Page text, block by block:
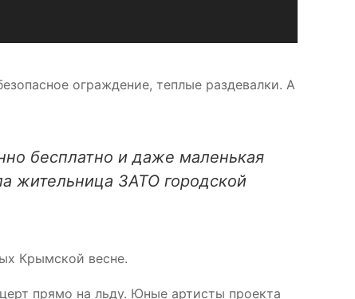
ограждение, теплые раздевалки. А
бесплатно и даже маленькая
жительница ЗАТО городской
Крымской весне.
прямо на льду. Юные артисты проекта